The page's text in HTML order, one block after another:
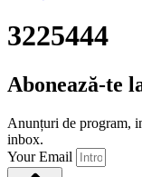
3225444
Abonează-te
Anunțuri de program,
inbox.
Your Email